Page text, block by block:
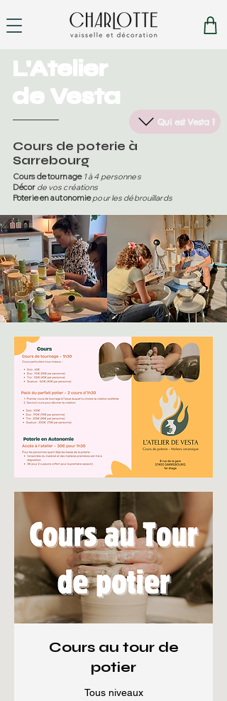
L'Atelier
de Vesta
Qui est Vesta ?
Cours de poterie à
Sarrebourg
Cours de tournage 1 à 4 personnes
Décor de vos créations
Poterie en autonomiepour les débrouillards
Cours au tour de
potier
Tous niveaux